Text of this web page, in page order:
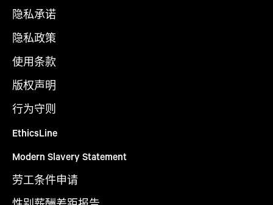
隐私承诺
隐私政策
使用条款
版权声明
行为守则
EthicsLine
Modern Slavery Statement
劳工条件申请